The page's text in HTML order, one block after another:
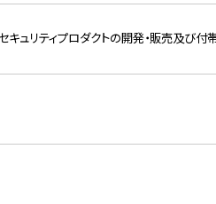
キュリティプロダクトの開発・販売及び